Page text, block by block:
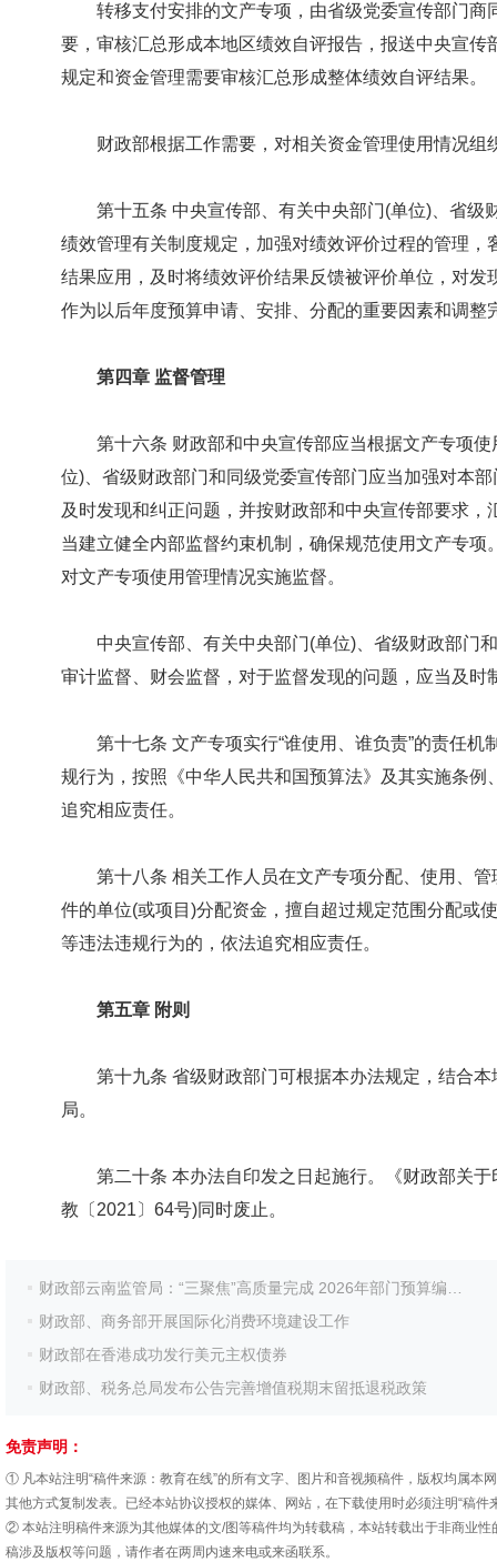
转移支付安排的文产专项，由省级党委宣传部门商
要，审核汇总形成本地区绩效自评报告，报送中央宣
规定和资金管理需要审核汇总形成整体绩效自评结果。
财政部根据工作需要，对相关资金管理使用情况组
第十五条 中央宣传部、有关中央部门(单位)、省级
绩效管理有关制度规定，加强对绩效评价过程的管理
结果应用，及时将绩效评价结果反馈被评价单位，对
作为以后年度预算申请、安排、分配的重要因素和调整
第四章 监督管理
第十六条 财政部和中央宣传部应当根据文产专项使
位)、省级财政部门和同级党委宣传部门应当加强对本
及时发现和纠正问题，并按财政部和中央宣传部要求
当建立健全内部监督约束机制，确保规范使用文产专
对文产专项使用管理情况实施监督。
中央宣传部、有关中央部门(单位)、省级财政部门
审计监督、财会监督，对于监督发现的问题，应当及时
第十七条 文产专项实行“谁使用、谁负责”的责任机
规行为，按照《中华人民共和国预算法》及其实施条
追究相应责任。
第十八条 相关工作人员在文产专项分配、使用、管
件的单位(或项目)分配资金，擅自超过规定范围分配或
等违法违规行为的，依法追究相应责任。
第五章 附则
第十九条 省级财政部门可根据本办法规定，结合本
局。
第二十条 本办法自印发之日起施行。《财政部关于
教〔2021〕64号)同时废止。
财政部云南监管局：“三聚焦”高质量完成 2026年部门预算编制审核工作
财政部、商务部开展国际化消费环境建设工作
财政部在香港成功发行美元主权债券
财政部、税务总局发布公告完善增值税期末留抵退税政策
免责声明：
① 凡本站注明“稿件来源：教育在线”的所有文字、图片和音视频稿件，版权均属
其他方式复制发表。已经本站协议授权的媒体、网站，在下载使用时必须注明“稿
② 本站注明稿件来源为其他媒体的文/图等稿件均为转载稿，本站转载出于非商业
稿涉及版权等问题，请作者在两周内速来电或来函联系。